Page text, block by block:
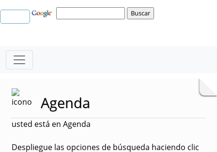
Agenda
usted está en Agenda
Despliegue las opciones de búsqueda haciendo clic